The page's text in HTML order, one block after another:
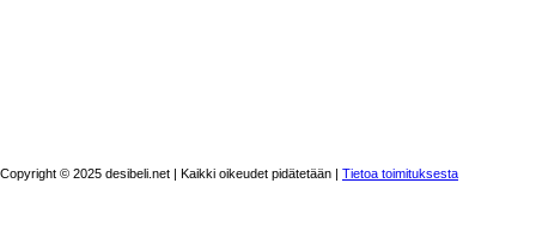
Copyright © 2025 desibeli.net | Kaikki oikeudet pidätetään | Tietoa toimituksesta